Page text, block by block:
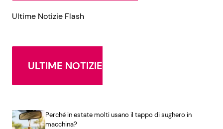
Ultime Notizie Flash
ULTIME NOTIZIE
Perché in estate molti usano il tappo di sughero in
macchina?